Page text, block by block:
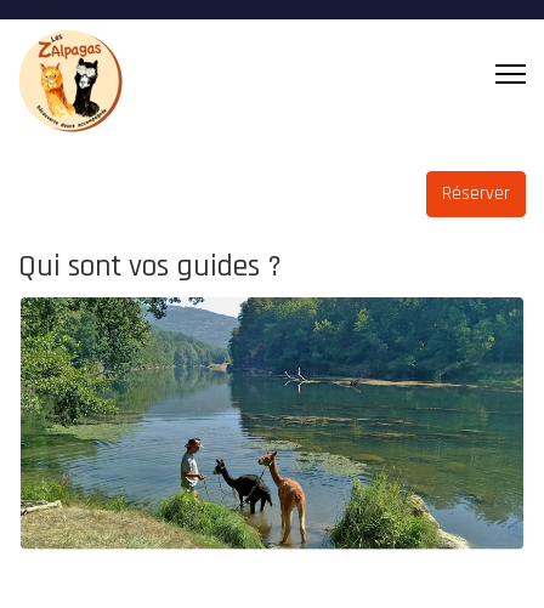
Réserver
Qui sont vos guides ?